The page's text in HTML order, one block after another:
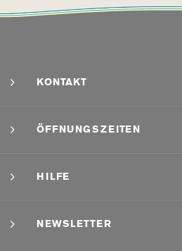
KONTAKT
ÖFFNUNGSZEITEN
HILFE
NEWSLETTER